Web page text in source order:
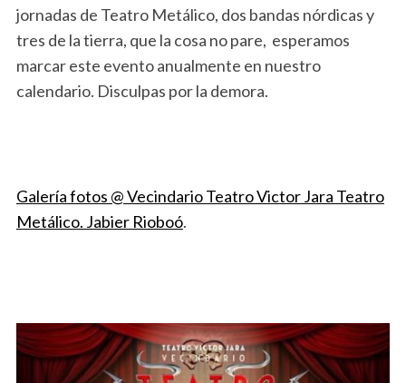
jornadas de Teatro Metálico, dos bandas nórdicas y
tres de la tierra, que la cosa no pare, esperamos
marcar este evento anualmente en nuestro
calendario. Disculpas por la demora.
Galería fotos @ Vecindario Teatro Victor Jara Teatro
Metálico. Jabier Rioboó.